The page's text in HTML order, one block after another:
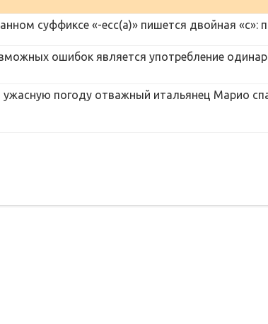
суффиксе «-есс(а)» пишется двойная «с»:
ошибок является употребление
ужасную погоду отважный итальянец Марио